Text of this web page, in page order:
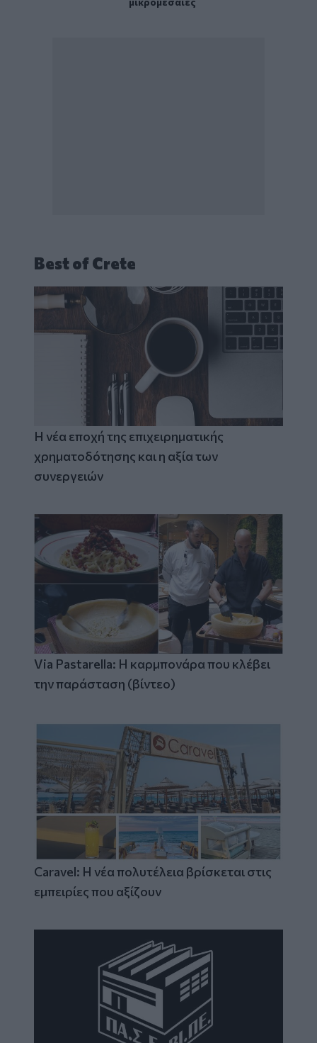
Best of Crete
Η νέα εποχή της επιχειρηματικής
χρηματοδότησης και η αξία των
συνεργειών
Via Pastarella: Η καρμπονάρα που κλέβει
την παράσταση (βίντεο)
Caravel: Η νέα πολυτέλεια βρίσκεται στις
εμπειρίες που αξίζουν